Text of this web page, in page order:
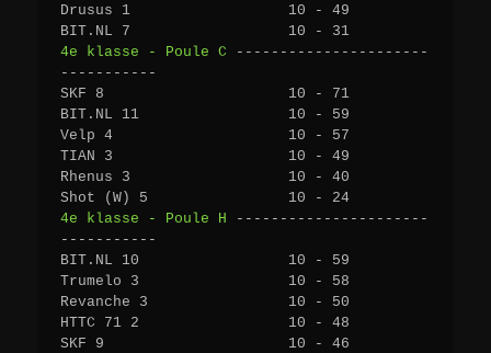
Drusus 1                  10 - 49
BIT.NL 7                  10 - 31
4e klasse - Poule C ----------------------
-----------
SKF 8                     10 - 71
BIT.NL 11                 10 - 59
Velp 4                    10 - 57
TIAN 3                    10 - 49
Rhenus 3                  10 - 40
Shot (W) 5                10 - 24
4e klasse - Poule H ----------------------
-----------
BIT.NL 10                 10 - 59
Trumelo 3                 10 - 58
Revanche 3                10 - 50
HTTC 71 2                 10 - 48
SKF 9                     10 - 46